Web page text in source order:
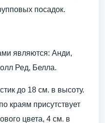
посадок.
являются: Анди,
Ред, Белла.
до 18 см. в высоту.
краям присутствует
цвета, 4 см. в